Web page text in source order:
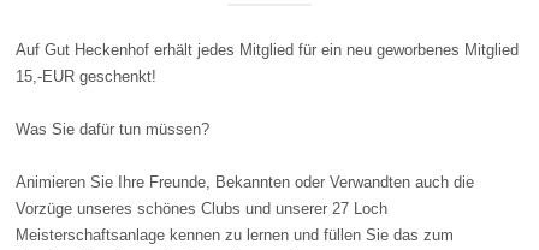
Auf Gut Heckenhof erhält jedes Mitglied für ein neu geworbenes Mitglied
15,-EUR geschenkt!
Was Sie dafür tun müssen?
Animieren Sie Ihre Freunde, Bekannten oder Verwandten auch die
Vorzüge unseres schönes Clubs und unserer 27 Loch
Meisterschaftsanlage kennen zu lernen und füllen Sie das zum